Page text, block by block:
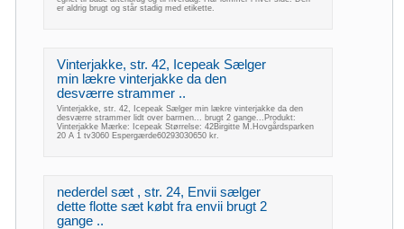
er aldrig brugt og står stadig med etikette.
Vinterjakke, str. 42, Icepeak Sælger
min lækre vinterjakke da den
desværre strammer ..
Vinterjakke, str. 42, Icepeak Sælger min lækre vinterjakke da den
desværre strammer lidt over barmen... brugt 2 gange...Produkt:
Vinterjakke Mærke: Icepeak Størrelse: 42Birgitte M.Hovgårdsparken
20 A 1 tv3060 Espergærde60293030650 kr.
nederdel sæt , str. 24, Envii sælger
dette flotte sæt købt fra envii brugt 2
gange ..